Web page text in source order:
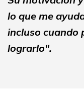
lo que me
incluso cuando
lograrlo".